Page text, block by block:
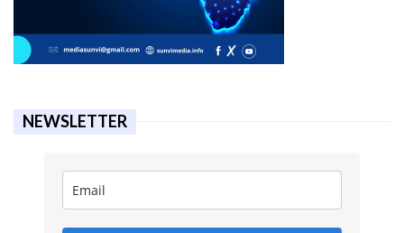
NEWSLETTER